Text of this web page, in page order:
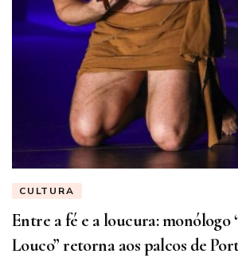
CULTURA
Entre a fé e a loucura: monólogo
Louco” retorna aos palcos de